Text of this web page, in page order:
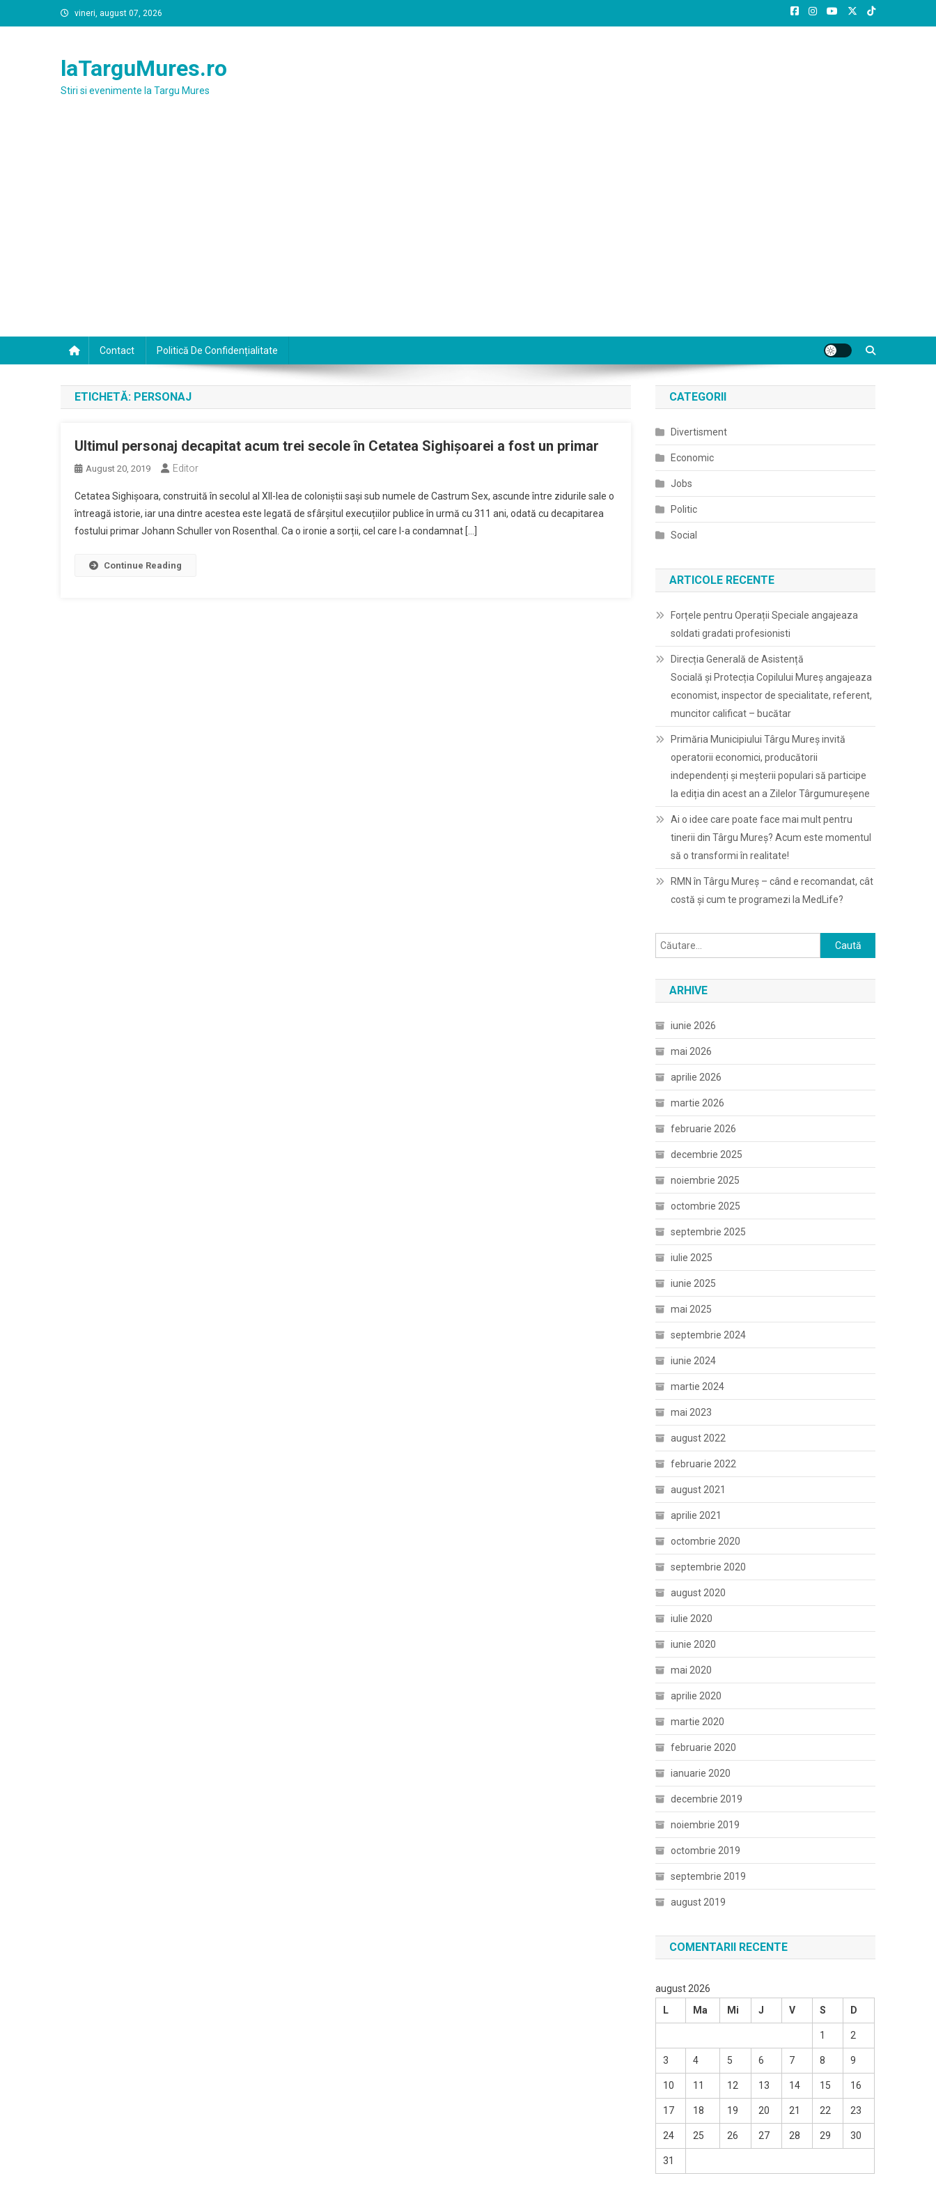
to
vineri, august 07, 2026
laTarguMures.ro
Stiri si evenimente la Targu Mures
Contact Politică De Confidențialitate
ETICHETĂ: PERSONAJ
Ultimul personaj decapitat acum trei secole în Cetatea Sighișoarei a fost un primar
August 20, 2019 Editor
Cetatea Sighișoara, construită în secolul al XII-lea de coloniștii sași sub numele de Castrum Sex, ascunde între zidurile sale o
întreagă istorie, iar una dintre acestea este legată de sfârșitul execuțiilor publice în urmă cu 311 ani, odată cu decapitarea
fostului primar Johann Schuller von Rosenthal. Ca o ironie a sorții, cel care l-a condamnat […]
Continue Reading
CATEGORII
Divertisment
Economic
Jobs
Politic
Social
ARTICOLE RECENTE
Forțele pentru Operații Speciale angajeaza
soldati gradati profesionisti
Direcția Generală de Asistență
Socială și Protecția Copilului Mureș angajeaza
economist, inspector de specialitate, referent,
muncitor calificat – bucătar
Primăria Municipiului Târgu Mureș invită
operatorii economici, producătorii
independenți și meșterii populari să participe
la ediția din acest an a Zilelor Târgumureșene
Ai o idee care poate face mai mult pentru
tinerii din Târgu Mureș? Acum este momentul
să o transformi în realitate!
RMN în Târgu Mureș – când e recomandat, cât
costă și cum te programezi la MedLife?
Caută
după:
ARHIVE
iunie 2026
mai 2026
aprilie 2026
martie 2026
februarie 2026
decembrie 2025
noiembrie 2025
octombrie 2025
septembrie 2025
iulie 2025
iunie 2025
mai 2025
septembrie 2024
iunie 2024
martie 2024
mai 2023
august 2022
februarie 2022
august 2021
aprilie 2021
octombrie 2020
septembrie 2020
august 2020
iulie 2020
iunie 2020
mai 2020
aprilie 2020
martie 2020
februarie 2020
ianuarie 2020
decembrie 2019
noiembrie 2019
octombrie 2019
septembrie 2019
august 2019
COMENTARII RECENTE
august 2026
L
Ma Mi J V S D
1 2
3 4 5 6 7 8 9
10 11 12 13 14 15 16
17 18 19 20 21 22 23
24 25 26 27 28 29 30
31